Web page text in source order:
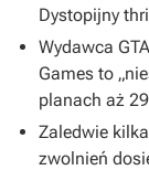
Dystopijny
Wydawca
Games to
planach aż
Zaledwie
zwolnień